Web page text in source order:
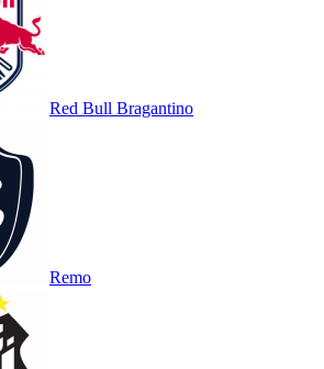
Red Bull Bragantino
Remo